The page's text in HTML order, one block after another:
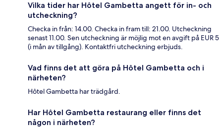
Vilka tider har Hôtel Gambetta angett för in- och
utcheckning?
Checka in från: 14.00. Checka in fram till: 21.00. Utcheckning
senast 11.00. Sen utcheckning är möjlig mot en avgift på EUR 5
(i mån av tillgång). Kontaktfri utcheckning erbjuds.
Vad finns det att göra på Hôtel Gambetta och i
närheten?
Hôtel Gambetta har trädgård.
Har Hôtel Gambetta restaurang eller finns det
någon i närheten?